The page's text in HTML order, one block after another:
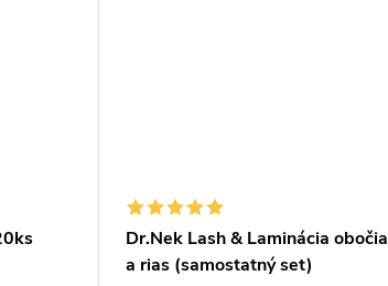
Dr.Nek Lash & Laminácia obočia
a rias (samostatný set)